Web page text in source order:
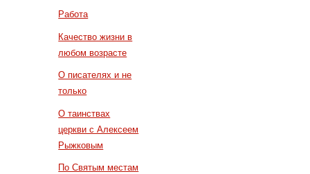
Работа
Качество жизни в
любом возрасте
О писателях и не
только
О таинствах
церкви с Алексеем
Рыжковым
По Святым местам